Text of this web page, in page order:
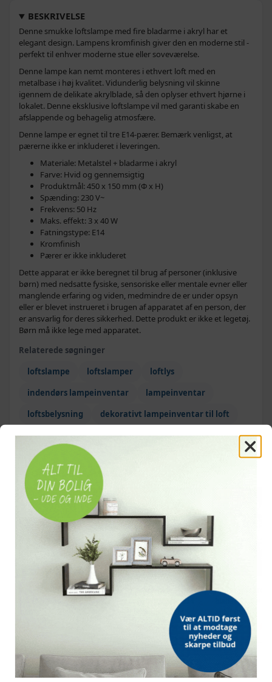
BESKRIVELSE
Denne smukke loftslampe med fire bladarme i akryl har et
elegant design. Lampens kromfinish giver den en moderne stil -
perfekt til enhver moderne stue eller soveværelse.
Denne lampe kan nemt monteres i ethvert loft med en
metalbase i høj kvalitet. Vidunderlig belysning vil skinne
igennem de delikate akrylblade, så den oplyser ethvert hjørne i
lokalet. Denne eksklusive loftslampe vil med garanti skabe en
afslappende og behagelig atmosfære.
Denne lampe er egnet til tre E14-pærer. Bemærk venligst, at
pærerne ikke er inkluderet i leveringen.
Materiale: Metalstel + bladarme i akryl
Farve: Hvid og gennemsigtig
Produktmål: 450 x 150 mm (Φ x H)
Spænding: 230 V~
Frekvens: 50 Hz
Maks. effekt: 3 x 40 W
Fatningstype: E14
Kromfinish
Pærer er ikke inkluderet
Dette apparat er ikke beregnet til brug af personer (inklusive
børn) med nedsatte fysiske, sensoriske eller mentale evner eller
manglende erfaring og viden, medmindre de er under opsyn
eller er blevet instrueret i brugen af apparatet af en person, der
er ansvarlig for deres sikkerhed. Dette produkt er ikke et legetøj.
Børn må ikke lege med apparatet.
Relaterede søgninger
loftslampe
loftslamper
loftlys
indendørs lampeinventar
lampeinventar
loftsbelysning
dekorativt lampeinventar til loft
OFTE KØBT SAMMEN MED
TILBUD
Makeupbord med LED-
På lager
krystalblade akryl E14
hvid og transparent
(3)
339,-
Paillet
blade - 21,5 ×
sølvfarvet
Vejl. pris 337,-
På lager